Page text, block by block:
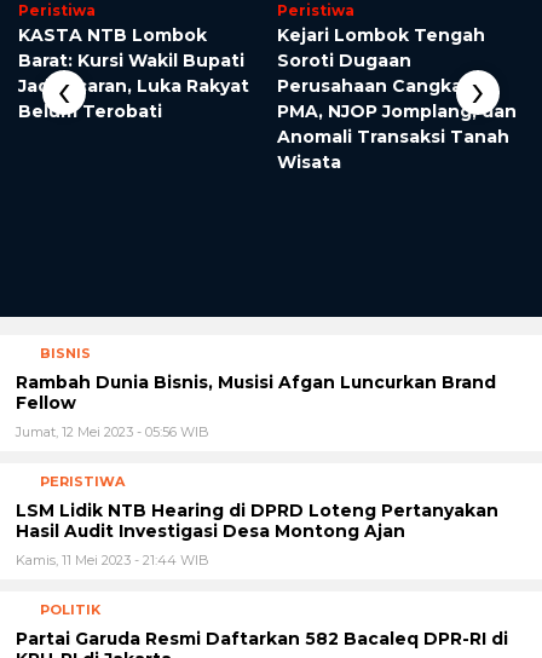
Peristiwa
KASTA NTB Lombok
Barat: Kursi Wakil Bupati
Jadi Incaran, Luka Rakyat
Belum Terobati
Peristiwa
Kejari Lombok Tengah
Soroti Dugaan
Perusahaan Cangkang
PMA, NJOP Jomplang, dan
Anomali Transaksi Tanah
Wisata
‹ ›
BISNIS
Rambah Dunia Bisnis, Musisi Afgan Luncurkan Brand
Fellow
Jumat, 12 Mei 2023 - 05:56 WIB
PERISTIWA
LSM Lidik NTB Hearing di DPRD Loteng Pertanyakan
Hasil Audit Investigasi Desa Montong Ajan
Kamis, 11 Mei 2023 - 21:44 WIB
POLITIK
Partai Garuda Resmi Daftarkan 582 Bacaleq DPR-RI di